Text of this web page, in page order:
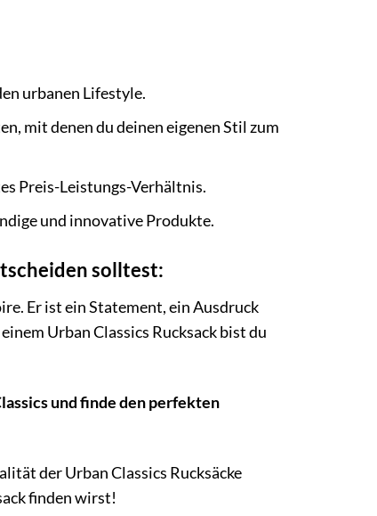
urbanen Lifestyle.
mit denen du deinen eigenen Stil zum
Preis-Leistungs-Verhältnis.
und innovative Produkte.
solltest:
Er ist ein Statement, ein Ausdruck
Urban Classics Rucksack bist du
und finde den perfekten
der Urban Classics Rucksäcke
finden wirst!